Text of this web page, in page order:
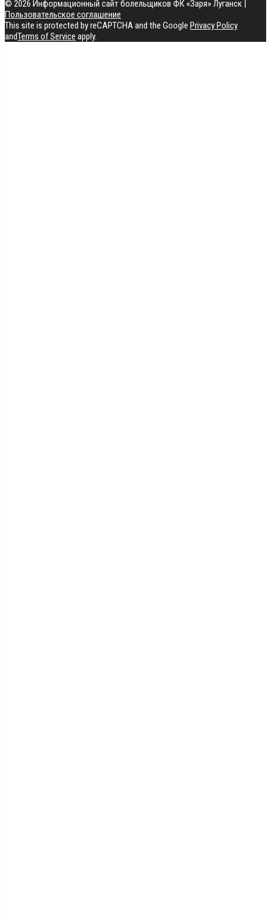
© 2026 Информационный сайт болельщиков ФК «Заря» Луганск |
Пользовательское соглашение
This site is protected by reCAPTCHA and the Google Privacy Policy
andTerms of Service apply.